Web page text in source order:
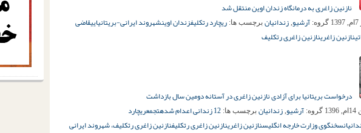
نازنین زاغری به درمانگاه زندان اوین منتقل شد
گروه: آرشیو, زندانیان برچسب ها: ریچارد رتکلیفزندان اوینشهروند ایرانی-بریتانیاییقاضی
نازنین زاغرینازنین زاغری رتکلیف
درخواست بریتانیا برای آزادی نازنین زاغری در آستانه دومین سال بازداشت
گروه: آرشیو, زندانیان برچسب ها: 12 زندانی اعدام شده تجمعریچارد
سخنگوی وزارت خارجه انگلیسنازنین زاغرینازنین زاغری رتکلیفنازنین زاغری رتکلیف، شهروند ایرانی